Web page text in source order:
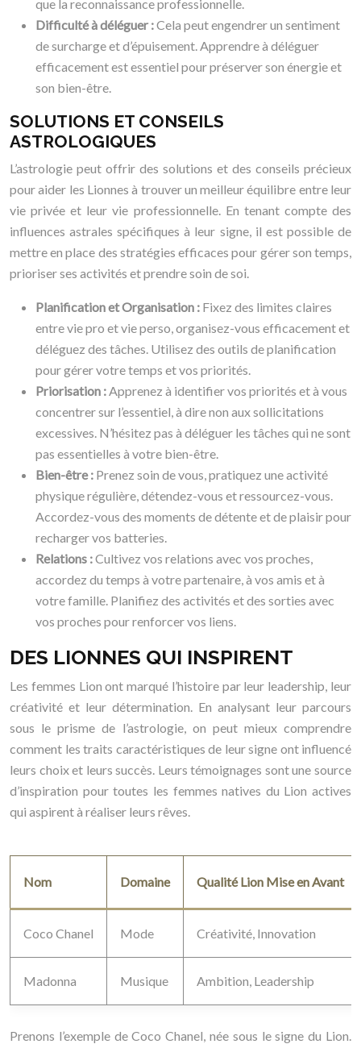
que la reconnaissance professionnelle.
Difficulté à déléguer :Cela peut engendrer un sentiment
de surcharge et d’épuisement. Apprendre à déléguer
efficacement est essentiel pour préserver son énergie et
son bien-être.
SOLUTIONS ET CONSEILS
ASTROLOGIQUES
L’astrologie peut offrir des solutions et des conseils précieux
pour aider les Lionnes à trouver un meilleur équilibre entre leur
vie privée et leur vie professionnelle. En tenant compte des
influences astrales spécifiques à leur signe, il est possible de
mettre en place des stratégies efficaces pour gérer son temps,
prioriser ses activités et prendre soin de soi.
Planification et Organisation : Fixez des limites claires
entre vie pro et vie perso, organisez-vous efficacement et
déléguez des tâches. Utilisez des outils de planification
pour gérer votre temps et vos priorités.
Priorisation :Apprenez à identifier vos priorités et à vous
concentrer sur l’essentiel, à dire non aux sollicitations
excessives. N’hésitez pas à déléguer les tâches qui ne sont
pas essentielles à votre bien-être.
Bien-être : Prenez soin de vous, pratiquez une activité
physique régulière, détendez-vous et ressourcez-vous.
Accordez-vous des moments de détente et de plaisir pour
recharger vos batteries.
Relations :Cultivez vos relations avec vos proches,
accordez du temps à votre partenaire, à vos amis et à
votre famille. Planifiez des activités et des sorties avec
vos proches pour renforcer vos liens.
DES LIONNES QUI INSPIRENT
Les femmes Lion ont marqué l’histoire par leur leadership, leur
créativité et leur détermination. En analysant leur parcours
sous le prisme de l’astrologie, on peut mieux comprendre
comment les traits caractéristiques de leur signe ont influencé
leurs choix et leurs succès. Leurs témoignages sont une source
d’inspiration pour toutes les femmes natives du Lion actives
qui aspirent à réaliser leurs rêves.
Nom Domaine Qualité Lion Mise en Avant
Coco Chanel Mode Créativité, Innovation
Madonna Musique Ambition, Leadership
Prenons l’exemple de Coco Chanel, née sous le signe du Lion.